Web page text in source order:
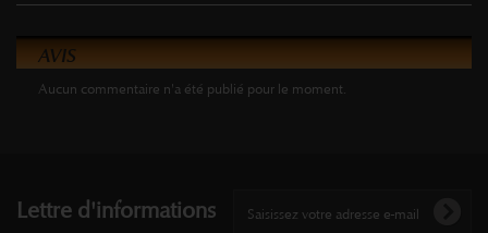
AVIS
Aucun commentaire n'a été publié pour le moment.
Lettre d'informations